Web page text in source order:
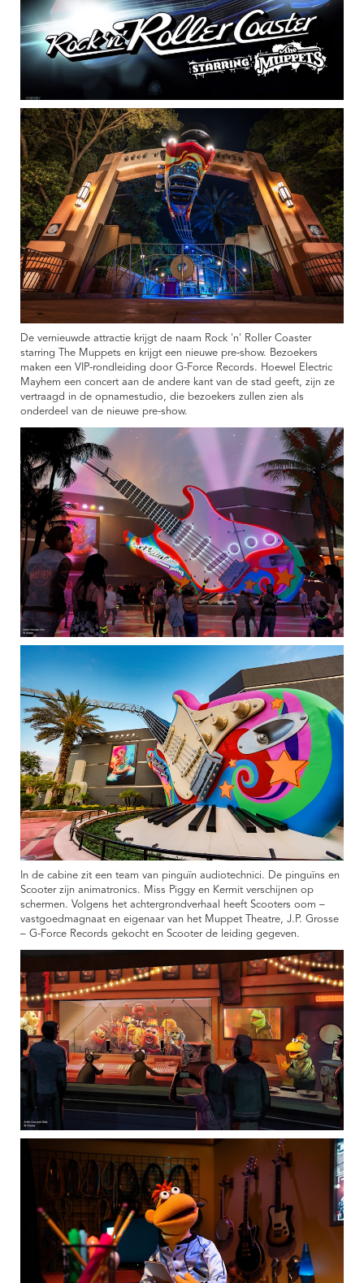
De vernieuwde attractie krijgt de naam Rock 'n' Roller Coaster
starring The Muppets en krijgt een nieuwe pre-show. Bezoekers
maken een VIP-rondleiding door G-Force Records. Hoewel Electric
Mayhem een ​​concert aan de andere kant van de stad geeft, zijn ze
vertraagd in de opnamestudio, die bezoekers zullen zien als
onderdeel van de nieuwe pre-show.
In de cabine zit een team van pinguïn audiotechnici. De pinguïns en
Scooter zijn animatronics. Miss Piggy en Kermit verschijnen op
schermen. Volgens het achtergrondverhaal heeft Scooters oom –
vastgoedmagnaat en eigenaar van het Muppet Theatre, J.P. Grosse
– G-Force Records gekocht en Scooter de leiding gegeven.